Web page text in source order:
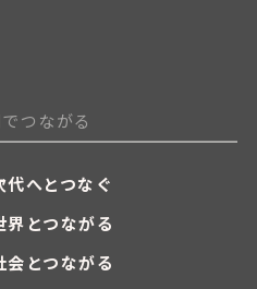
つながる
代へとつなぐ
界とつながる
会とつながる